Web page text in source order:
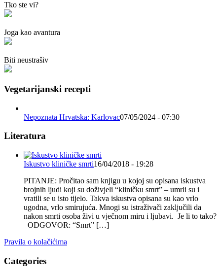
Tko ste vi?
Joga kao avantura
Biti neustrašiv
Vegetarijanski recepti
Nepoznata Hrvatska: Karlovac07/05/2024 - 07:30
Literatura
Iskustvo kliničke smrti16/04/2018 - 19:28
PITANJE: Pročitao sam knjigu u kojoj su opisana iskustva
brojnih ljudi koji su doživjeli “kliničku smrt” – umrli su i
vratili se u isto tijelo. Takva iskustva opisana su kao vrlo
ugodna, vrlo smirujuća. Mnogi su istraživači zaključili da
nakon smrti osoba živi u vječnom miru i ljubavi. Je li to tako?
ODGOVOR: “Smrt” […]
Pravila o kolačićima
Categories